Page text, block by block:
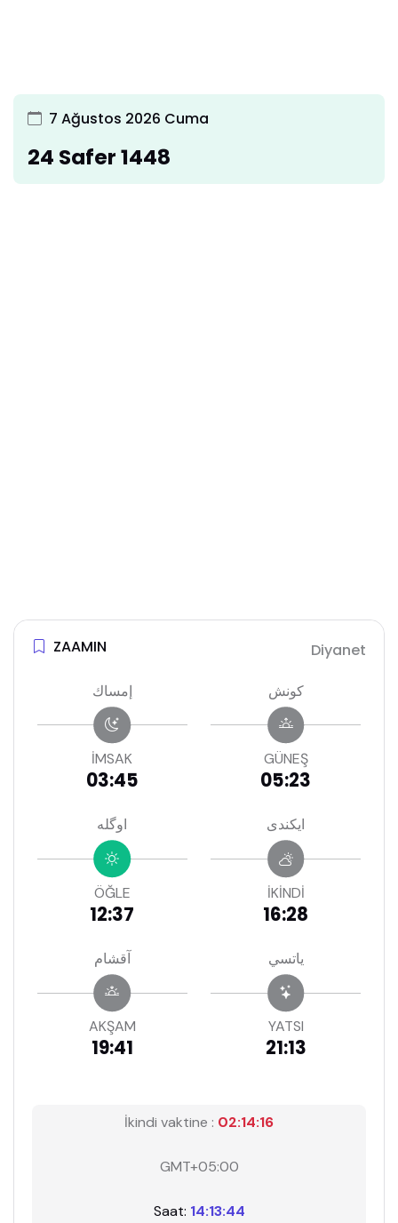
7 Ağustos 2026 Cuma
24 Safer 1448
ZAAMIN Diyanet
إمساك
İMSAK
03:45
كونش
GÜNEŞ
05:23
اوگله
ÖĞLE
12:37
ايكندى
İKİNDİ
16:28
آقشام
AKŞAM
19:41
ياتسي
YATSI
21:13
İkindi vaktine : 02:14:15
GMT+05:00
Saat: 14:13:45